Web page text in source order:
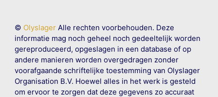
© OlyslagerAlle rechten voorbehouden. Deze
informatie mag noch geheel noch gedeeltelijk worden
gereproduceerd, opgeslagen in een database of op
andere manieren worden overgedragen zonder
voorafgaande schriftelijke toestemming van Olyslager
Organisation B.V. Hoewel alles in het werk is gesteld
om ervoor te zorgen dat deze gegevens zo accuraat